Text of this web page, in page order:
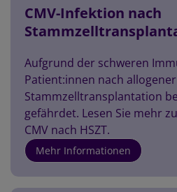
CMV-Infektion nach
Aufgrund der schweren
Patient:innen nach allogener
Stammzelltransplantation
gefährdet. Lesen Sie mehr
CMV nach HSZT.
Mehr Informationen